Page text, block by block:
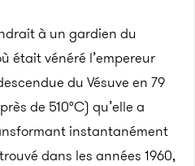
à un gardien du
était vénéré l’empereur
du Vésuve en 79
de 510°C) qu’elle a
instantanément
dans les années 1960,